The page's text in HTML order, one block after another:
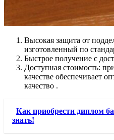
Высокая защита от
изготовленный по
Быстрое получение с
Доступная стоимость:
качестве обеспечивает
качество .
Как приобрести диплом
знать!